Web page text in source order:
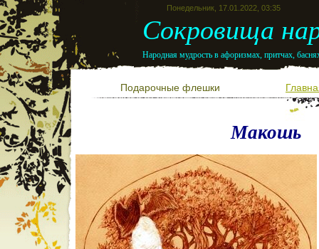
Понедельник, 17.01.2022, 03:35
Сокровища
Народная мудрость в афоризмах, притчах,
Подарочные флешки
Макошь